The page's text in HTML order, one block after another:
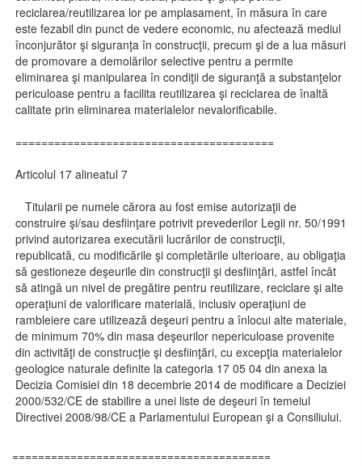
reciclarea/reutilizarea lor pe amplasament, în măsura în care
este fezabil din punct de vedere economic, nu afectează mediul
înconjurător şi siguranţa în construcţii, precum şi de a lua măsuri
de promovare a demolărilor selective pentru a permite
eliminarea şi manipularea în condiţii de siguranţă a substanţelor
periculoase pentru a facilita reutilizarea şi reciclarea de înaltă
calitate prin eliminarea materialelor nevalorificabile.
========================================
Articolul 17 alineatul 7
Titularii pe numele cărora au fost emise autorizaţii de
construire şi/sau desfiinţare potrivit prevederilor Legii nr. 50/1991
privind autorizarea executării lucrărilor de construcţii,
republicată, cu modificările şi completările ulterioare, au obligaţia
să gestioneze deşeurile din construcţii şi desfiinţări, astfel încât
să atingă un nivel de pregătire pentru reutilizare, reciclare şi alte
operaţiuni de valorificare materială, inclusiv operaţiuni de
rambleiere care utilizează deşeuri pentru a înlocui alte materiale,
de minimum 70% din masa deşeurilor nepericuloase provenite
din activităţi de construcţie şi desfiinţări, cu excepţia materialelor
geologice naturale definite la categoria 17 05 04 din anexa la
Decizia Comisiei din 18 decembrie 2014 de modificare a Deciziei
2000/532/CE de stabilire a unei liste de deşeuri în temeiul
Directivei 2008/98/CE a Parlamentului European şi a Consiliului.
========================================